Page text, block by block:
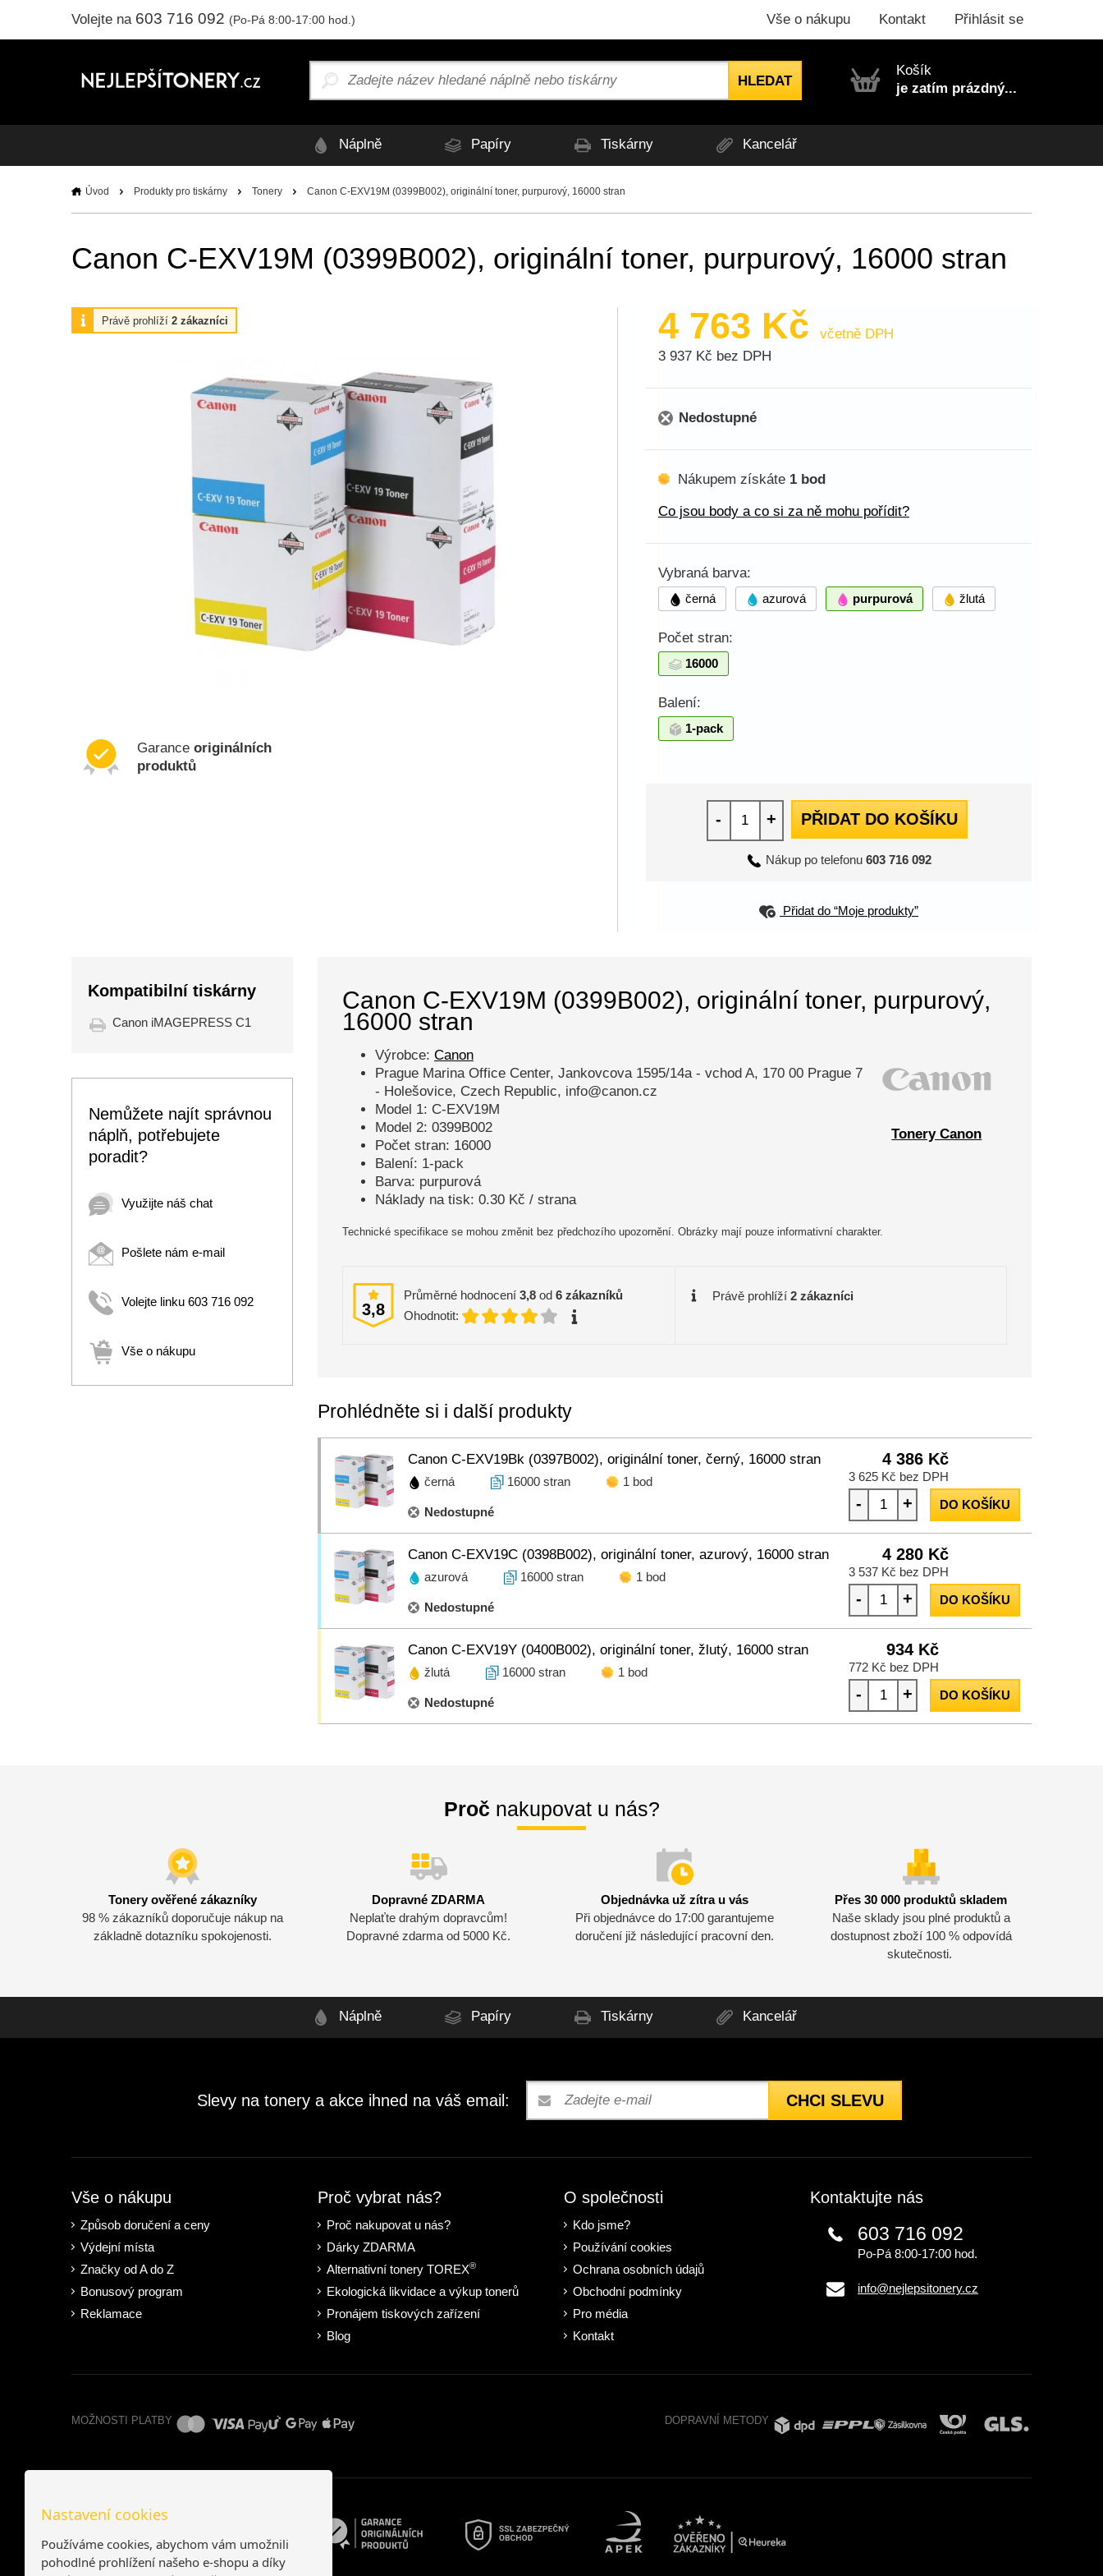
Volejte na 603 716 092 (Po-Pá 8:00-17:00 hod.) Vše o nákupu Kontakt Přihlásit se
Košík
je zatím prázdný...
Náplně Papíry Tiskárny Kancelář
Úvod Produkty pro tiskárny Tonery Canon C-EXV19M (0399B002), originální toner, purpurový, 16000 stran
Canon C-EXV19M (0399B002), originální toner, purpurový, 16000 stran
Právě prohlíží 2 zákazníci
Garance originálních
produktů
4 763 Kč
včetně DPH
3 937 Kč bez DPH
Nedostupné
Nákupem získáte 1 bod
Co jsou body a co si za ně mohu pořídit?
Vybraná barva:
černá azurová purpurová žlutá
Počet stran:
16000
Balení:
1-pack
- + PŘIDAT DO KOŠÍKU
Nákup po telefonu 603 716 092
Přidat do “Moje produkty”
Kompatibilní tiskárny
Canon iMAGEPRESS C1
Nemůžete najít správnou
náplň, potřebujete
poradit?
Využijte náš chat
Pošlete nám e-mail
Volejte linku 603 716 092
Vše o nákupu
Canon C-EXV19M (0399B002), originální toner, purpurový,
16000 stran
Tonery Canon
Výrobce: Canon
Prague Marina Office Center, Jankovcova 1595/14a - vchod A, 170 00 Prague 7
- Holešovice, Czech Republic, info@canon.cz
Model 1: C-EXV19M
Model 2: 0399B002
Počet stran: 16000
Balení: 1-pack
Barva: purpurová
Náklady na tisk: 0.30 Kč / strana
Technické specifikace se mohou změnit bez předchozího upozornění. Obrázky mají pouze informativní charakter.
3,8
Průměrné hodnocení 3,8 od 6 zákazníků
Ohodnotit:
Právě prohlíží 2 zákazníci
Prohlédněte si i další produkty
Canon C-EXV19Bk (0397B002), originální toner, černý, 16000 stran
černá 16000 stran 1 bod
Nedostupné
4 386 Kč
3 625 Kč bez DPH
- + DO KOŠÍKU
Canon C-EXV19C (0398B002), originální toner, azurový, 16000 stran
azurová 16000 stran 1 bod
Nedostupné
4 280 Kč
3 537 Kč bez DPH
- + DO KOŠÍKU
Canon C-EXV19Y (0400B002), originální toner, žlutý, 16000 stran
žlutá 16000 stran 1 bod
Nedostupné
934 Kč
772 Kč bez DPH
- + DO KOŠÍKU
Proč nakupovat u nás?
Tonery ověřené zákazníky
98 % zákazníků doporučuje nákup na
základně dotazníku spokojenosti.
Dopravné ZDARMA
Neplaťte drahým dopravcům!
Dopravné zdarma od 5000 Kč.
Objednávka už zítra u vás
Při objednávce do 17:00 garantujeme
doručení již následující pracovní den.
Přes 30 000 produktů skladem
Naše sklady jsou plné produktů a
dostupnost zboží 100 % odpovídá
skutečnosti.
Náplně Papíry Tiskárny Kancelář
Slevy na tonery a akce ihned na váš email: CHCI SLEVU
Vše o nákupu
Způsob doručení a ceny
Výdejní místa
Značky od A do Z
Bonusový program
Reklamace
Proč vybrat nás?
Proč nakupovat u nás?
Dárky ZDARMA
Alternativní tonery TOREX®
Ekologická likvidace a výkup tonerů
Pronájem tiskových zařízení
Blog
O společnosti
Kdo jsme?
Používání cookies
Ochrana osobních údajů
Obchodní podmínky
Pro média
Kontakt
Kontaktujte nás
603 716 092
Po-Pá 8:00-17:00 hod.
info@nejlepsitonery.cz
MOŽNOSTI PLATBY DOPRAVNÍ METODY
Nastavení cookies
Používáme cookies, abychom vám umožnili
pohodlné prohlížení našeho e-shopu a díky